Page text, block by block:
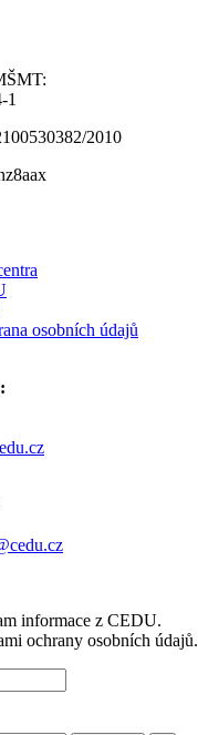
1
2010
osobních údajů
informace z CEDU.
ochrany osobních údajů.